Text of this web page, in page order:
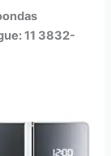
11 3832-